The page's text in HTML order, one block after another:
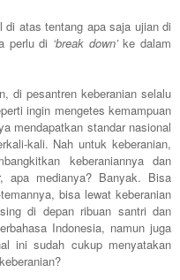
di atas tentang apa saja ujian di
perlu di ‘break down’ke dalam
di pesantren keberanian selalu
ingin mengetes kemampuan
mendapatkan standar nasional
kali. Nah untuk keberanian,
keberaniannya dan
apa medianya? Banyak. Bisa
bisa lewat keberanian
di depan ribuan santri dan
Indonesia, namun juga
ini sudah cukup menyatakan